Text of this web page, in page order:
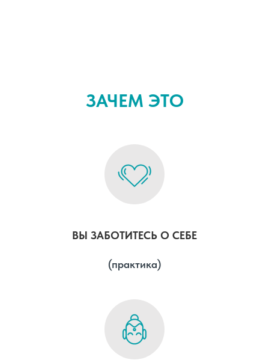
ЗАЧЕМ ЭТО
ВЫ ЗАБОТИТЕСЬ О СЕБЕ
(практика)